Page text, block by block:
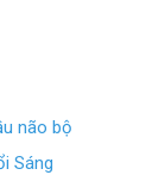
não bộ
Sáng